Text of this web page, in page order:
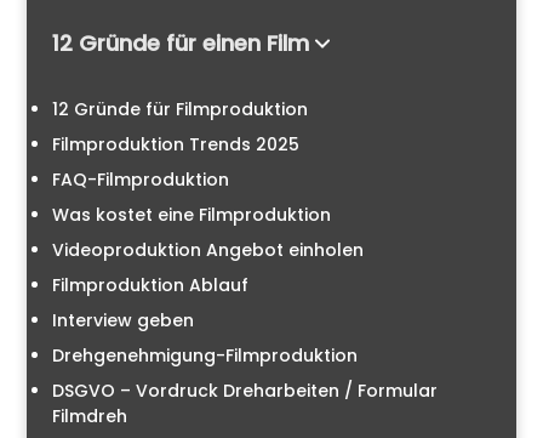
12 Gründe für einen Film
12 Gründe für Filmproduktion
Filmproduktion Trends 2025
FAQ-Filmproduktion
Was kostet eine Filmproduktion
Videoproduktion Angebot einholen
Filmproduktion Ablauf
Interview geben
Drehgenehmigung-Filmproduktion
DSGVO – Vordruck Dreharbeiten / Formular
Filmdreh